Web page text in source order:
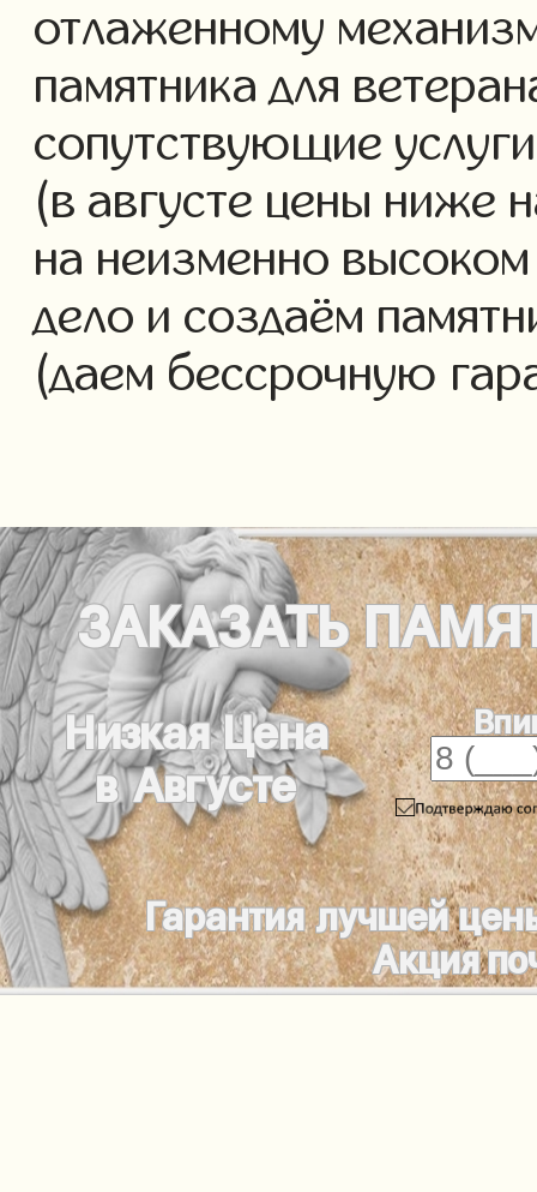
отлаженному
памятника для
сопутствующие
(в августе цены ниже
на неизменно
дело и создаём
(даем бессрочную
ЗАКАЗАТЬ
Низкая Цена
в Августе
Гарантия лучшей
Акция